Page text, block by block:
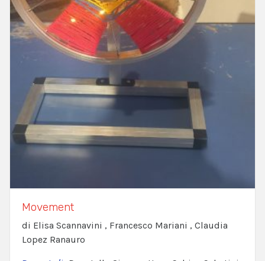
Movement
di Elisa Scannavini , Francesco Mariani , Claudia
Lopez Ranauro